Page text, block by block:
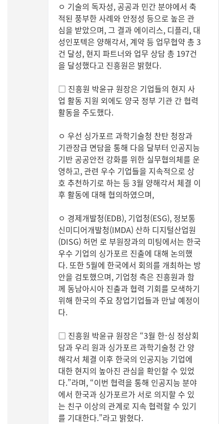
ㅇ 기술의 독자성, 공공과 민간 분야에서 축
적된 풍부한 사례와 안정성 등으로 높은 관
심을 받았으며, 그 결과 에이리스, 디플리, 대
성인포텍은 양해각서, 계약 등 업무협약 총 3
건 달성, 현지 파트너와 업무 상담 총 197건
을 달성했다고 진흥원은 밝혔다.
□ 진흥원 박윤규 원장은 기업들의 현지 사
업 활동 지원 외에도 양국 정부 기관 간 협력
활동을 주도했다.
ㅇ 우선 싱가포르 과학기술청 찬탄 청장과
기관장급 면담을 통해 다음 달부터 인공지능
기반 공공안전 강화를 위한 실무협의체를 운
영하고, 관련 우수 기업들을 지속적으로 상
호 추천하기로 하는 등 3월 양해각서 체결 이
후 활동에 대해 협의하였으며,
ㅇ 경제개발청(EDB), 기업청(ESG), 정보통
신미디어개발청(IMDA) 산하 디지털산업원
(DISG) 허먼 로 부원장과의 미팅에서는 한국
우수 기업의 싱가포르 진출에 대해 논의했
다. 또한 5월에 한국에서 회의를 개최하는 방
안을 검토했으며, 기업청 측은 진흥원과 함
께 동남아시아 진출과 협력 기회를 모색하기
위해 한국의 주요 창업기업들과 만날 예정이
다.
□ 진흥원 박윤규 원장은 “3월 한-싱 정상회
담과 우리 원과 싱가포르 과학기술청 간 양
해각서 체결 이후 한국의 인공지능 기업에
대한 현지의 높아진 관심을 확인할 수 있었
다.”라며, “이번 협력을 통해 인공지능 분야
에서 한국과 싱가포르가 서로 의지할 수 있
는 친구 이상의 관계로 지속 협력할 수 있기
를 기대한다.”라고 밝혔다.